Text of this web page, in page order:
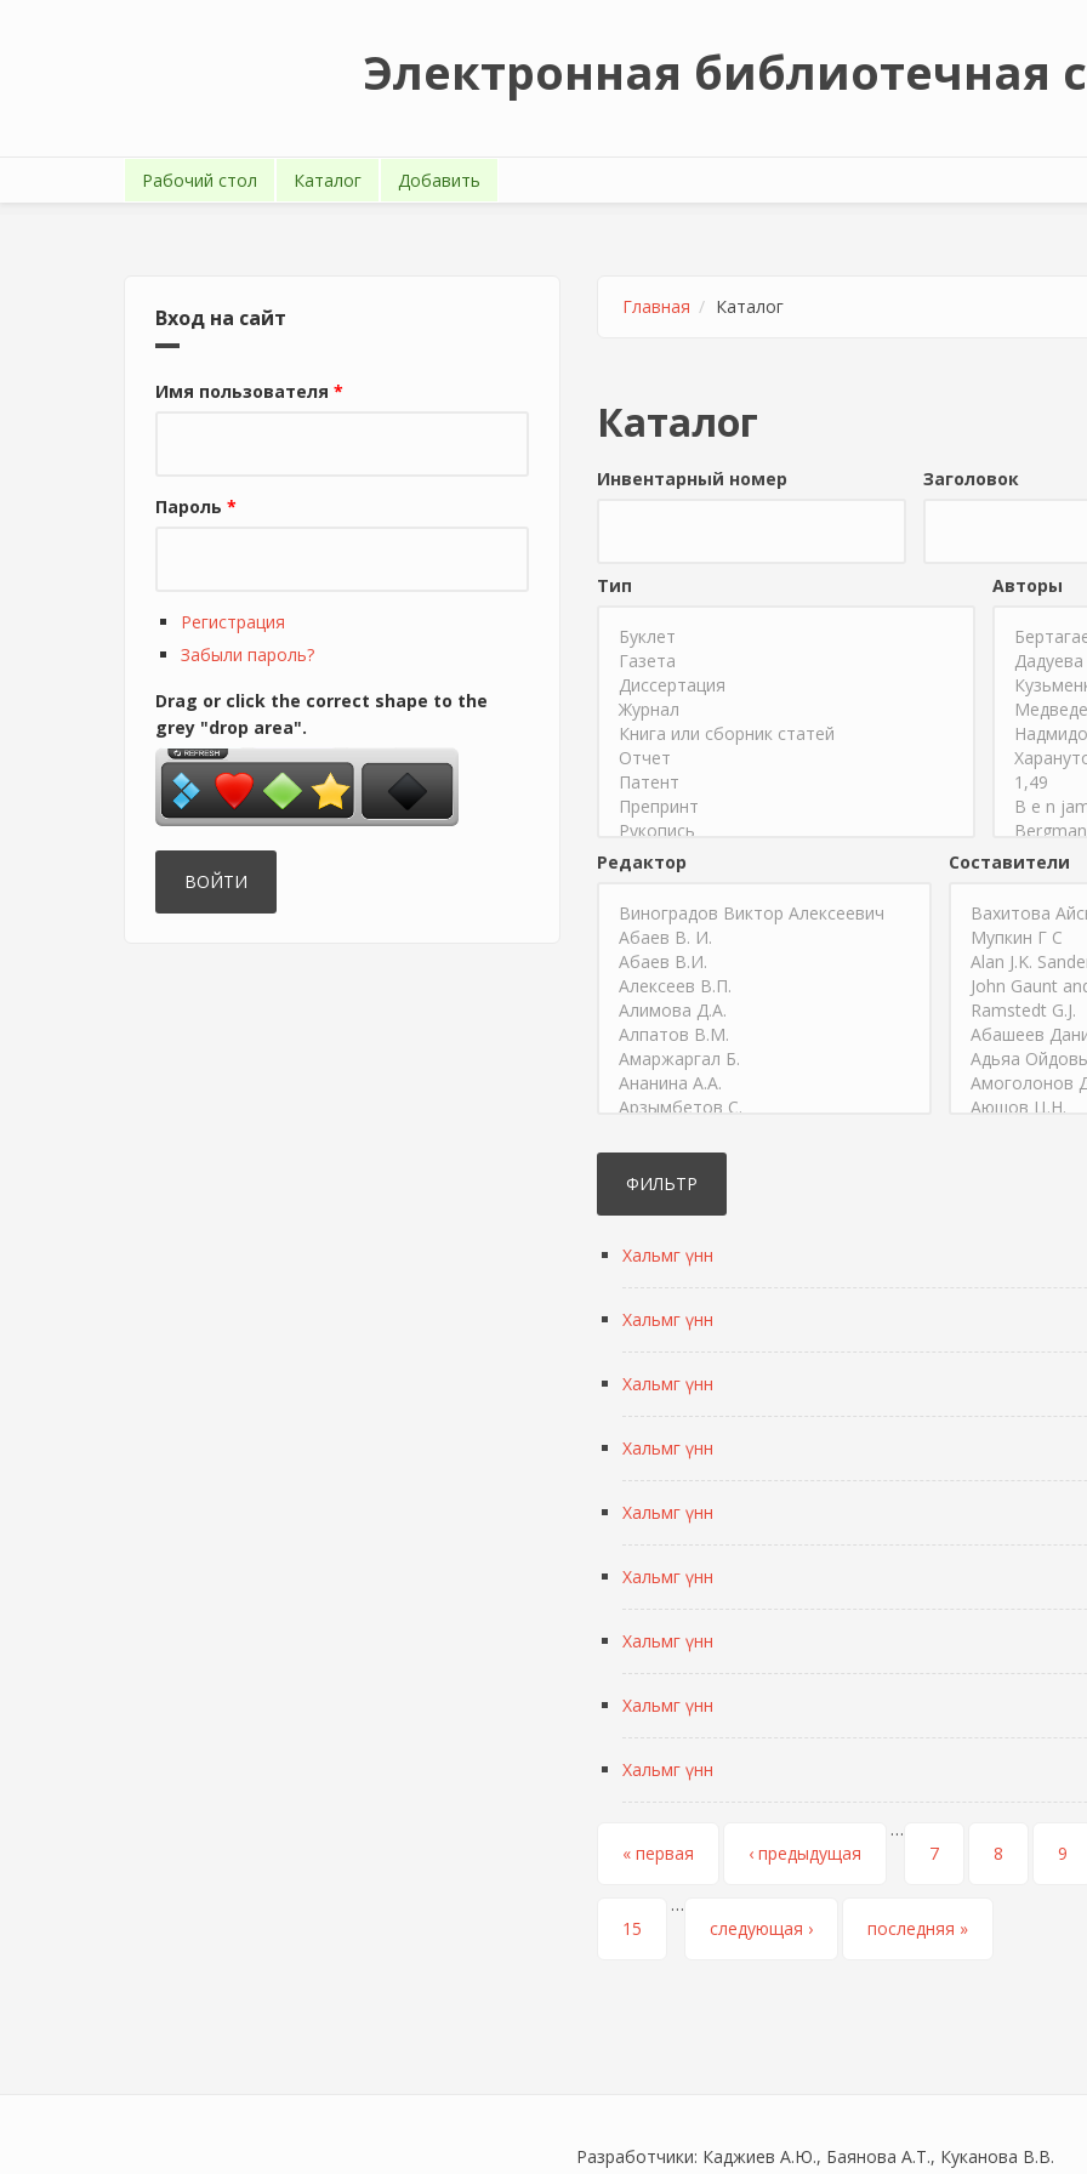
Электронная библиотечная
Рабочий стол Каталог Добавить
Вход на сайт
Имя пользователя *
Пароль *
Регистрация
Забыли пароль?
Drag or click the correct shape to the
grey "drop area".
Главная Каталог
Каталог
Инвентарный номер Заголовок
Тип Авторы
Редактор Составители
Хальмг үнн
Хальмг үнн
Хальмг үнн
Хальмг үнн
Хальмг үнн
Хальмг үнн
Хальмг үнн
Хальмг үнн
Хальмг үнн
Страницы
« первая ‹ предыдущая
…
7
8 9
15
…
следующая ›
последняя »
Разработчики: Каджиев А.Ю., Баянова А.Т., Куканова В.В.